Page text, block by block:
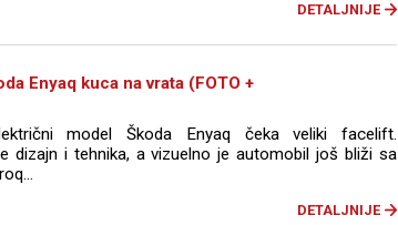
DETALJNIJE
Enyaq kuca na vrata (FOTO +
model Škoda Enyaq čeka veliki facelift.
dizajn i tehnika, a vizuelno je automobil još bliži sa
DETALJNIJE